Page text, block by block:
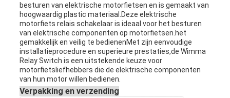
besturen van elektrische motorfietsen en is gemaakt van
hoogwaardig plastic materiaal.Deze elektrische
motorfiets relais schakelaar is ideaal voor het besturen
van elektrische componenten op motorfietsen.het
gemakkelijk en veilig te bedienenMet zijn eenvoudige
installatieprocedure en superieure prestaties,de Wimma
Relay Switch is een uitstekende keuze voor
motorfietsliefhebbers die de elektrische componenten
van hun motor willen bedienen.
Verpakking en verzending